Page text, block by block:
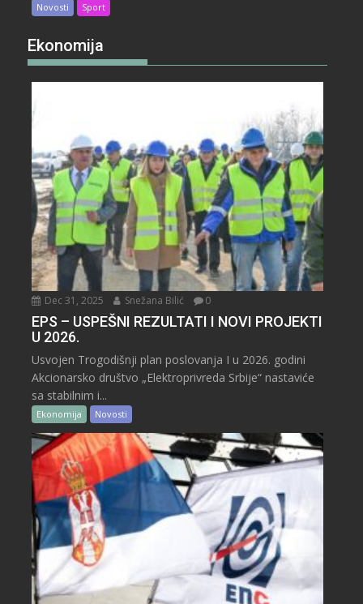
Novosti Sport
Ekonomija
Dec 31, 2025 Snežana Bilić 0
EPS – USPEŠNI REZULTATI I NOVI PROJEKTI
U 2026.
Usvojen Trogodišnji plan poslovanja I u 2026. godini
Akcionarsko društvo „Elektroprivreda Srbije“ nastaviće
sa stabilnim i...
Ekonomija Novosti